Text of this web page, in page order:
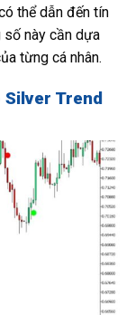
thể dẫn đến tín
số này cần dựa
từng cá nhân.
Trend